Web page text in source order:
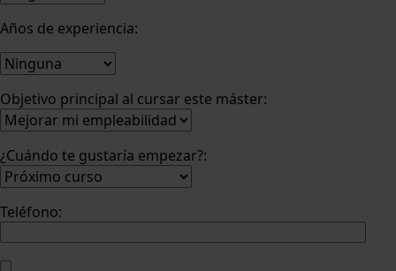
Años de experiencia:
Objetivo principal al cursar este máster:
¿Cuándo te gustaría empezar?:
Teléfono: